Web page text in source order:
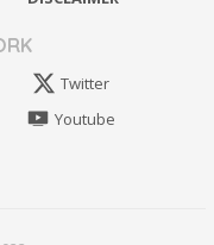
Twitter
Youtube